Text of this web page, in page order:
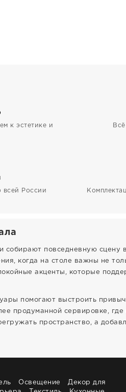
к эстетике и
всей России
собирают повседневную сцену
когда на столе важны не
акценты, которые
помогают выстроить
продуманной сервировке, где
пространство, а
Освещение
Декор для